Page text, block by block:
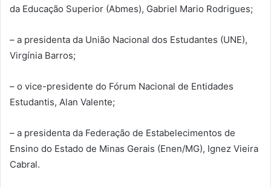
da Educação Superior (Abmes), Gabriel Mario Rodrigues;
– a presidenta da União Nacional dos Estudantes (UNE),
Virgínia Barros;
– o vice-presidente do Fórum Nacional de Entidades
Estudantis, Alan Valente;
– a presidenta da Federação de Estabelecimentos de
Ensino do Estado de Minas Gerais (Enen/MG), Ignez Vieira
Cabral.